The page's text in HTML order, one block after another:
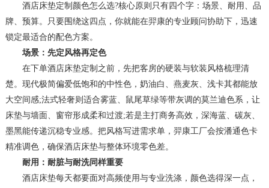
酒店床垫定制颜色怎么选?核心原则只有四个字：场景、耐用、品
牌、预算。只要围绕这四点，你就能在羿康的专业顾问协助下，迅速
锁定最适合的配色方案。
场景：先定风格再定色
在下单酒店床垫定制之前，先把客房的硬装与软装风格梳理清
楚。现代极简偏爱低饱和的中性色，奶油白、燕麦灰、浅卡其都能放
大空间感;法式轻奢则适合雾蓝、鼠尾草绿等带灰调的莫兰迪色系，让
床垫与墙面、窗帘形成柔和过渡;若是主打商务高效，深海蓝、碳灰、
墨黑能传递沉稳专业感。把风格写进需求单，羿康工厂会按潘通色卡
精准调色，确保酒店床垫与整体环境零色差。
耐用：耐脏与耐洗同样重要
酒店床垫每天都要面对高频使用与专业洗涤，颜色选得深一点，